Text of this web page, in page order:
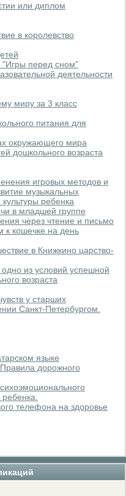
или диплом
в королевство
"Игры перед сном"
деятельности
миру за 3 класс
питания для
окружающего мира
дошкольного возраста
игровых методов и
музыкальных
ребенка
в младшей группе
через чтение и письмо
кошечке на день
в Книжкино царство-
из условий успешной
возраста
у старших
Санкт-Петербургом.
языке
дорожного
ребенка.
телефона на здоровье